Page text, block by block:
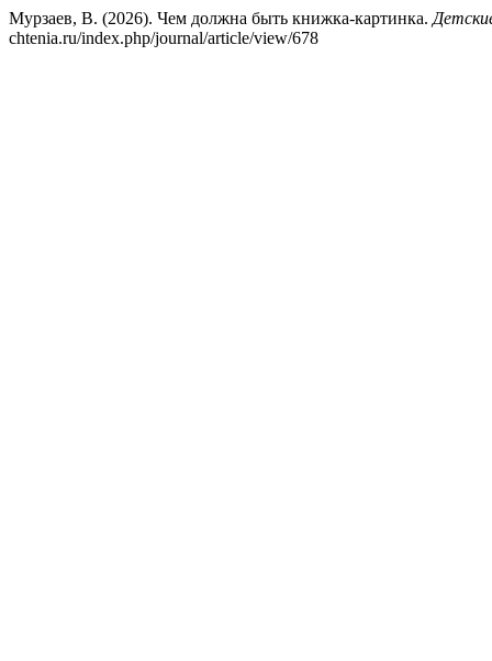
Мурзаев, В. (2026). Чем должна быть книжка-картинка.
chtenia.ru/index.php/journal/article/view/678